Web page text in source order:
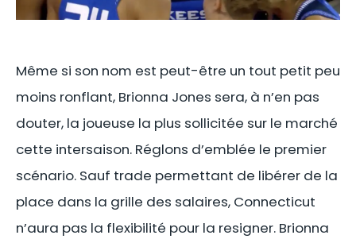
Même si son nom est peut-être un tout petit peu
moins ronflant, Brionna Jones sera, à n’en pas
douter, la joueuse la plus sollicitée sur le marché
cette intersaison. Réglons d’emblée le premier
scénario. Sauf trade permettant de libérer de la
place dans la grille des salaires, Connecticut
n’aura pas la flexibilité pour la resigner. Brionna